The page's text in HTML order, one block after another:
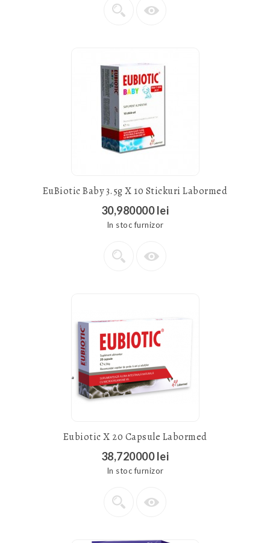
EuBiotic Baby 3.5g X 10 Stickuri Labormed
30,980000 lei
In stoc furnizor
Eubiotic X 20 Capsule Labormed
38,720000 lei
In stoc furnizor